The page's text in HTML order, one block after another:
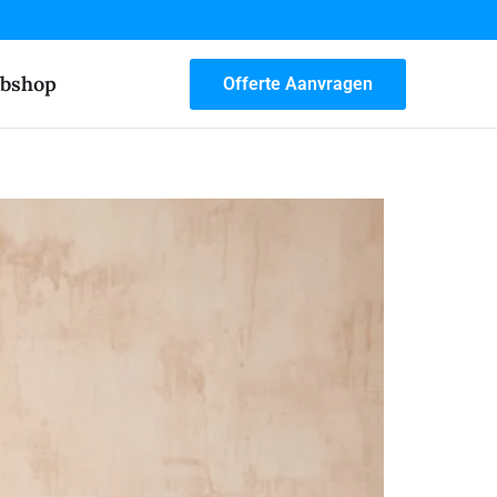
Offerte Aanvragen